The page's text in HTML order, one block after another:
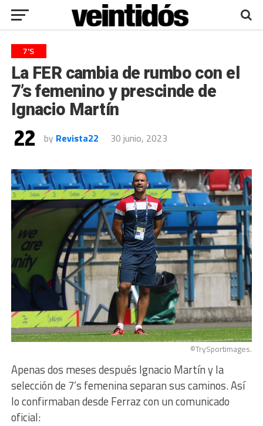
7'S
La FER cambia de rumbo con el
7’s femenino y prescinde de
Ignacio Martín
by Revista22 30 junio, 2023
©TrySportimages.
Apenas dos meses después Ignacio Martín y la
selección de 7’s femenina separan sus caminos. Así
lo confirmaban desde Ferraz con un comunicado
oficial: